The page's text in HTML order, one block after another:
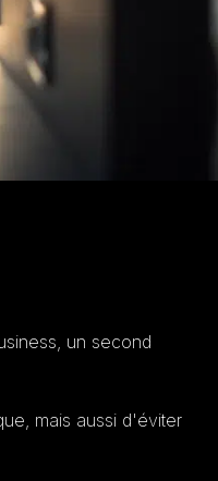
un second
mais aussi d'éviter